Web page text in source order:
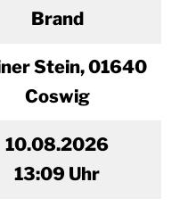
Brand
Stein, 01640
Coswig
10.08.2026
13:09 Uhr